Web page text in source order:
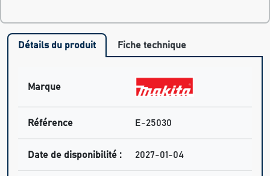
Détails du produit Fiche technique
Marque
Référence E-25030
Date de disponibilité : 2027-01-04